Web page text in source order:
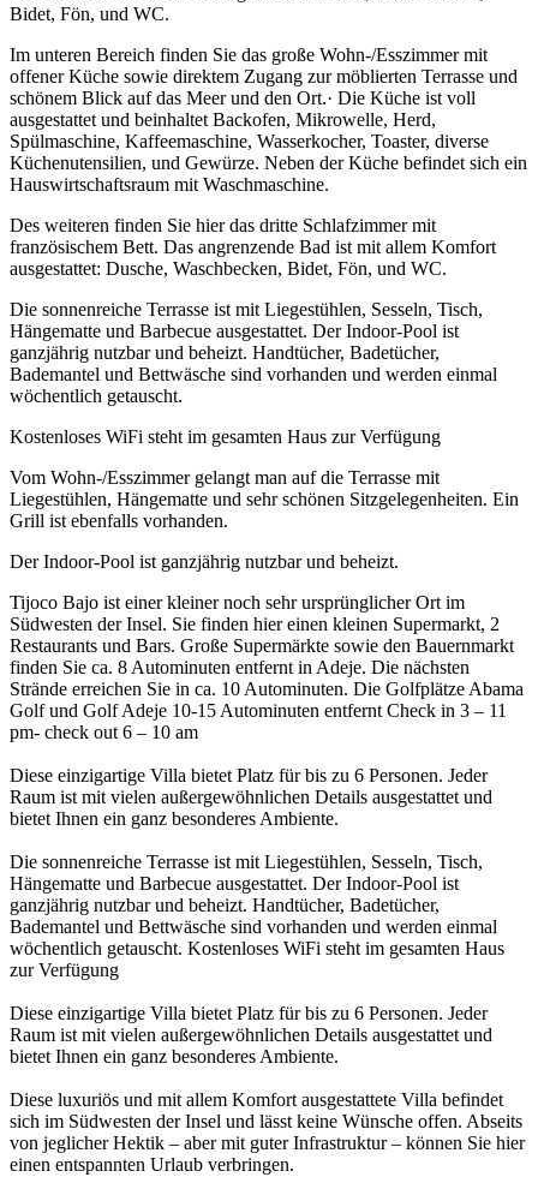
Bidet, Fön, und WC.
Im unteren Bereich finden Sie das große Wohn-/Esszimmer mit
offener Küche sowie direktem Zugang zur möblierten Terrasse und
schönem Blick auf das Meer und den Ort.· Die Küche ist voll
ausgestattet und beinhaltet Backofen, Mikrowelle, Herd,
Spülmaschine, Kaffeemaschine, Wasserkocher, Toaster, diverse
Küchenutensilien, und Gewürze. Neben der Küche befindet sich ein
Hauswirtschaftsraum mit Waschmaschine.
Des weiteren finden Sie hier das dritte Schlafzimmer mit
französischem Bett. Das angrenzende Bad ist mit allem Komfort
ausgestattet: Dusche, Waschbecken, Bidet, Fön, und WC.
Die sonnenreiche Terrasse ist mit Liegestühlen, Sesseln, Tisch,
Hängematte und Barbecue ausgestattet. Der Indoor-Pool ist
ganzjährig nutzbar und beheizt. Handtücher, Badetücher,
Bademantel und Bettwäsche sind vorhanden und werden einmal
wöchentlich getauscht.
Kostenloses WiFi steht im gesamten Haus zur Verfügung
Vom Wohn-/Esszimmer gelangt man auf die Terrasse mit
Liegestühlen, Hängematte und sehr schönen Sitzgelegenheiten. Ein
Grill ist ebenfalls vorhanden.
Der Indoor-Pool ist ganzjährig nutzbar und beheizt.
Tijoco Bajo ist einer kleiner noch sehr ursprünglicher Ort im
Südwesten der Insel. Sie finden hier einen kleinen Supermarkt, 2
Restaurants und Bars. Große Supermärkte sowie den Bauernmarkt
finden Sie ca. 8 Autominuten entfernt in Adeje. Die nächsten
Strände erreichen Sie in ca. 10 Autominuten. Die Golfplätze Abama
Golf und Golf Adeje 10-15 Autominuten entfernt Check in 3 – 11
pm- check out 6 – 10 am
Diese einzigartige Villa bietet Platz für bis zu 6 Personen. Jeder
Raum ist mit vielen außergewöhnlichen Details ausgestattet und
bietet Ihnen ein ganz besonderes Ambiente.
Die sonnenreiche Terrasse ist mit Liegestühlen, Sesseln, Tisch,
Hängematte und Barbecue ausgestattet. Der Indoor-Pool ist
ganzjährig nutzbar und beheizt. Handtücher, Badetücher,
Bademantel und Bettwäsche sind vorhanden und werden einmal
wöchentlich getauscht. Kostenloses WiFi steht im gesamten Haus
zur Verfügung
Diese einzigartige Villa bietet Platz für bis zu 6 Personen. Jeder
Raum ist mit vielen außergewöhnlichen Details ausgestattet und
bietet Ihnen ein ganz besonderes Ambiente.
Diese luxuriös und mit allem Komfort ausgestattete Villa befindet
sich im Südwesten der Insel und lässt keine Wünsche offen. Abseits
von jeglicher Hektik – aber mit guter Infrastruktur – können Sie hier
einen entspannten Urlaub verbringen.